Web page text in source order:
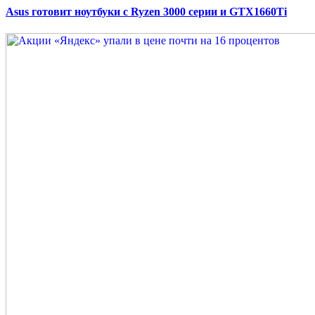
Asus готовит ноутбуки с Ryzen 3000 серии и GTX1660Ti